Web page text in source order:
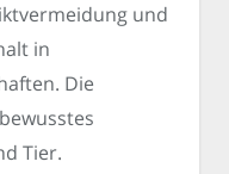
und
in
Die
Tier.